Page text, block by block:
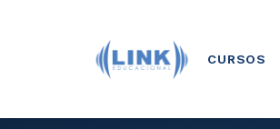
CURSOS